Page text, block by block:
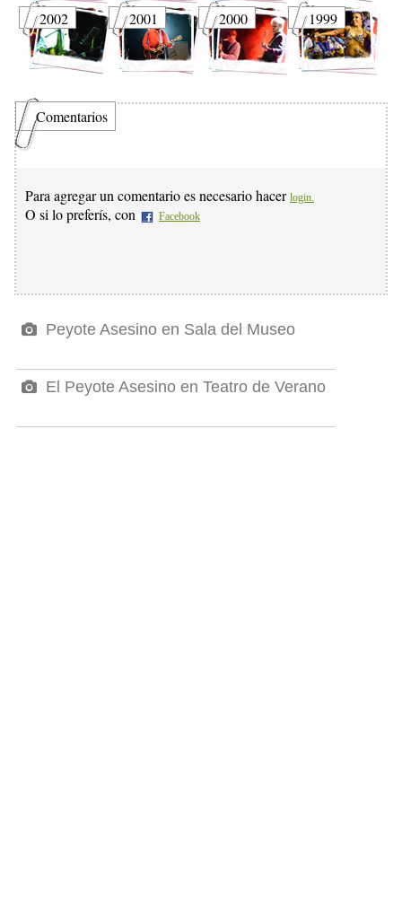
2002 2001 2000 1999
Comentarios
Para agregar un comentario es necesario hacer login.
O si lo preferís, con Facebook
Peyote Asesino en Sala del Museo
El Peyote Asesino en Teatro de Verano